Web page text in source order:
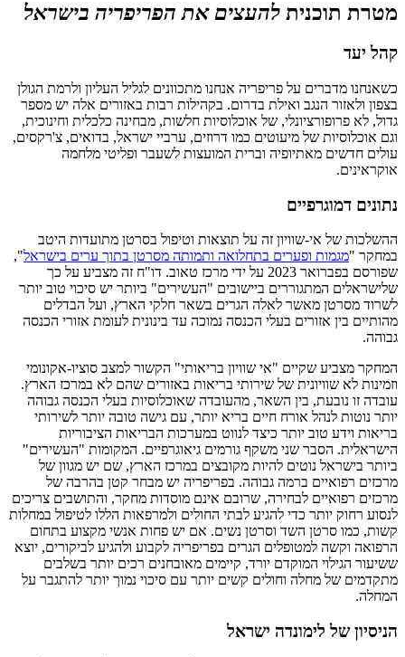
מטרת תוכנית להעצים את הפריפריה בישראל
קהל יעד
כשאנחנו מדברים על פריפריה אנחנו מתכוונים לגליל העליון ולרמת הגולן
בצפון ולאזור הנגב ואילת בדרום. בקהילות רבות באזורים אלה יש מספר
גדול, לא פרופורציונלי, של אוכלוסיות חלשות, מבחינה כלכלית וחינוכית,
וגם אוכלוסיות של מיעוטים כמו דרוזים, ערביי ישראל, בדואים, צ'רקסים,
עולים חדשים מאתיופיה וברית המועצות לשעבר ופליטי מלחמה
אוקראינים.
נתונים דמוגרפיים
ההשלכות של אי-שוויון זה על תוצאות וטיפול בסרטן מתועדות היטב
במחקר "מגמות ופערים בתחלואה ותמותה מסרטן בתוך ערים בישראל",
שפורסם בפברואר 2023 על ידי מרכז טאוב. דו"ח זה מצביע על כך
שלישראלים המתגוררים ביישובים "העשירים" ביותר יש סיכוי טוב יותר
לשרוד מסרטן מאשר לאלה הגרים בשאר חלקי הארץ, ועל הבדלים
מהותיים בין אזורים בעלי הכנסה נמוכה עד בינונית לעומת אזורי הכנסה
גבוהה.
המחקר מצביע שקיים "אי שוויון בריאותי" הקשור למצב סוציו-אקונומי
וזמינות לא שוויונית של שירותי בריאות באזורים שהם לא במרכז הארץ.
עובדה זו נובעת, בין השאר, מהעובדה שאוכלוסיות בעלי הכנסה גבוהה
יותר נוטות לנהל אורח חיים בריא יותר, עם גישה טובה יותר לשירותי
בריאות וידע טוב יותר כיצד לנווט במערכות הבריאות הציבוריות
הישראלית. הסבר שני משקף גורמים גיאוגרפיים. המקומות "העשירים"
ביותר בישראל נוטים להיות מקובצים במרכז הארץ, שם יש מגוון של
מרכזים רפואיים ברמה גבוהה. בפריפריה יש מבחר קטן בהרבה של
מרכזים רפואיים לבחירה, שרובם אינם מוסדות מחקר, והתושבים צריכים
לנסוע רחוק יותר כדי להגיע לבתי החולים ולמרפאות הללו לטיפול במחלות
קשות, כמו סרטן השד וסרטן נשים. אם יש פחות אנשי מקצוע בתחום
הרפואה וקשה למטופלים הגרים בפריפריה לקבוע ולהגיע לביקורים, יוצא
ששיעור הגילוי המוקדם יורד, קיימים מאובחנים רכים יותר בשלבים
מתקדמים של מחלה וחולים קשים יותר עם סיכוי נמוך יותר להתגבר על
המחלה.
הניסיון של לימונדה ישראל